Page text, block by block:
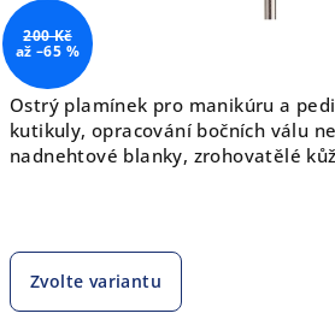
Ostrý plamínek pro manikúru a
kutikuly, opracování bočních válu
nadnehtové blanky, zrohovatělé
Zvolte variantu
200 Kč
až –65 %